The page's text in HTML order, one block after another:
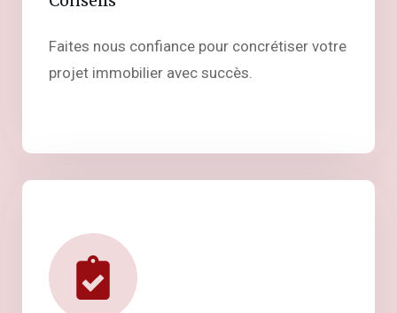
Faites nous confiance pour concrétiser votre
projet immobilier avec succès.